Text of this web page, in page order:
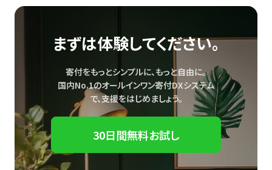
まずは体験してください。
寄付をもっとシンプルに、もっと自由に。
国内No.1のオールインワン寄付DXシステム
で、支援をはじめましょう。
30日間無料お試し